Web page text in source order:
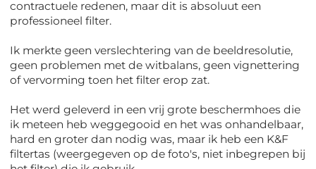
contractuele redenen, maar dit is absoluut een
professioneel filter.
Ik merkte geen verslechtering van de beeldresolutie,
geen problemen met de witbalans, geen vignettering
of vervorming toen het filter erop zat.
Het werd geleverd in een vrij grote beschermhoes die
ik meteen heb weggegooid en het was onhandelbaar,
hard en groter dan nodig was, maar ik heb een K&F
filtertas (weergegeven op de foto's, niet inbegrepen bij